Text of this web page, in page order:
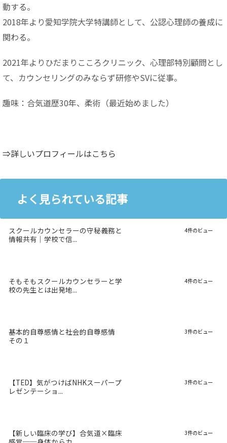
動する。
2018年より愛知学院大学特講師として、公認心理師の養成に
関わる。
2021年よりひだまりこころクリニック、心理部特別顧問とし
て、カウンセリングのみならず研修やSVに従事。
趣味：合気道歴30年、柔術（最近始めました）
⇒詳しいプロフィールはこちら
よく見られている記事
スクールカウンセラーの守秘義務と
情報共有｜学校で信...
4件のビュー
そもそもスクールカウンセラーと学
校の先生とは出発地...
4件のビュー
基本的自尊感情と社会的自尊感情
その１
3件のビュー
【TED】気がつけばNHKスーパープ
レゼンテーショ...
3件のビュー
【新しい臨床の学び】合気道×臨床
3件のビュー